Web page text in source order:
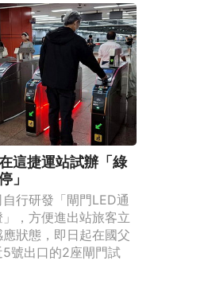
這捷運站試辦「綠
」
行研發「閘門LED通
，方便進出站旅客立
狀態，即日起在國父
號出口的2座閘門試